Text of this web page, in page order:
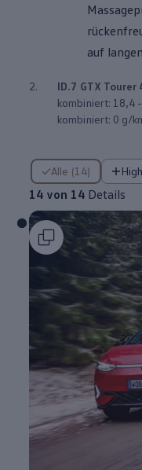
auf
2. ID.7 GTX Tourer
kombiniert: 18,4
kombiniert: 0 g/
Alle (14)
14 von 14 Details
14 von 14 Details